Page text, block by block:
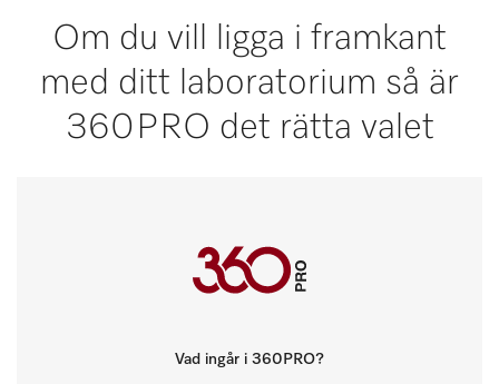
Om du vill ligga i framkant
med ditt laboratorium så är
360PRO det rätta valet
Vad ingår i 360PRO?